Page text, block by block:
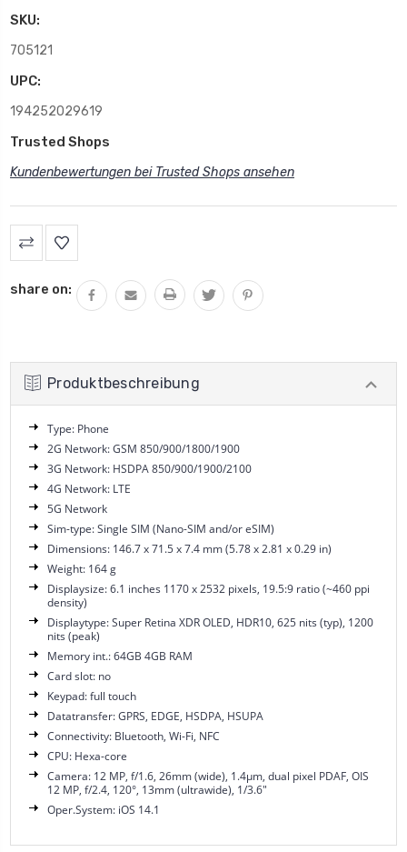
SKU:
705121
UPC:
194252029619
Trusted Shops
Kundenbewertungen bei Trusted Shops ansehen
share on:
Produktbeschreibung
Type: Phone
2G Network: GSM 850/900/1800/1900
3G Network: HSDPA 850/900/1900/2100
4G Network: LTE
5G Network
Sim-type: Single SIM (Nano-SIM and/or eSIM)
Dimensions: 146.7 x 71.5 x 7.4 mm (5.78 x 2.81 x 0.29 in)
Weight: 164 g
Displaysize: 6.1 inches 1170 x 2532 pixels, 19.5:9 ratio (~460 ppi
density)
Displaytype: Super Retina XDR OLED, HDR10, 625 nits (typ), 1200
nits (peak)
Memory int.: 64GB 4GB RAM
Card slot: no
Keypad: full touch
Datatransfer: GPRS, EDGE, HSDPA, HSUPA
Connectivity: Bluetooth, Wi-Fi, NFC
CPU: Hexa-core
Camera: 12 MP, f/1.6, 26mm (wide), 1.4µm, dual pixel PDAF, OIS
12 MP, f/2.4, 120°, 13mm (ultrawide), 1/3.6"
Oper.System: iOS 14.1